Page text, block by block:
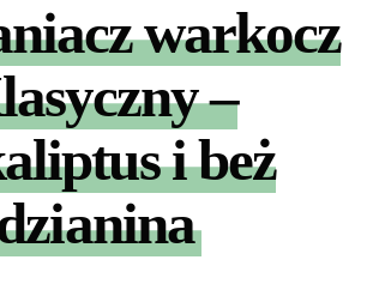
warkocz
–
i beż